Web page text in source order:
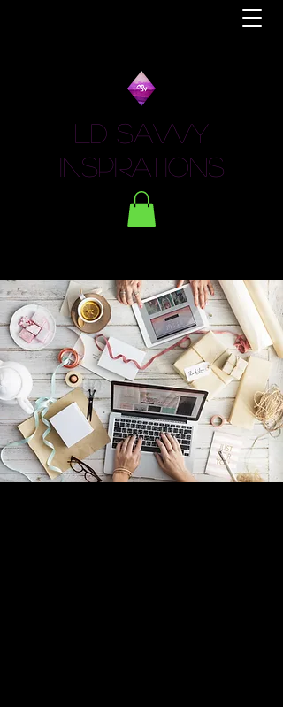
LD Savvy
Inspirations